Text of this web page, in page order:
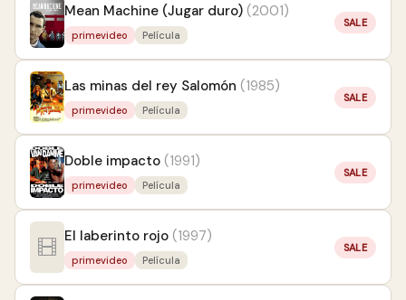
Mean Machine (Jugar duro) (2001)
primevideo Película
SALE
Las minas del rey Salomón (1985)
primevideo Película
SALE
Doble impacto (1991)
primevideo Película
SALE
El laberinto rojo (1997)
primevideo Película
SALE